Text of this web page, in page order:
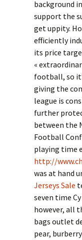
background
support the
get uppity.
efficiently
its price
«
football, so
giving the
league is
further
between the
Football
playing time
http://
was at hand
Jerseys Sale
seven time
however, all
bags outlet
pear, burberry